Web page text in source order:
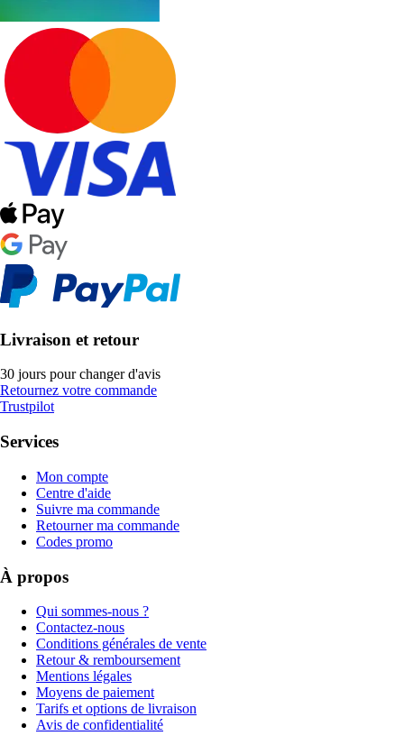
Livraison et retour
30 jours pour changer d'avis
Retournez votre commande
Trustpilot
Services
Mon compte
Centre d'aide
Suivre ma commande
Retourner ma commande
Codes promo
À propos
Qui sommes-nous ?
Contactez-nous
Conditions générales de vente
Retour & remboursement
Mentions légales
Moyens de paiement
Tarifs et options de livraison
Avis de confidentialité